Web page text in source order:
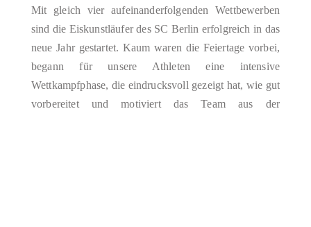
Mit gleich vier aufeinanderfolgenden Wettbewerben
sind die Eiskunstläufer des SC Berlin erfolgreich in das
neue Jahr gestartet. Kaum waren die Feiertage vorbei,
begann für unsere Athleten eine intensive
Wettkampfphase, die eindrucksvoll gezeigt hat, wie gut
vorbereitet und motiviert das Team aus der